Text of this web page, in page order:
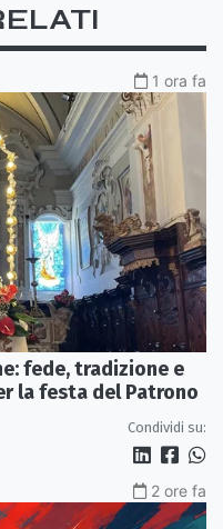
1 ora fa
fede, tradizione e
la festa del Patrono
Condividi su:
2 ore fa